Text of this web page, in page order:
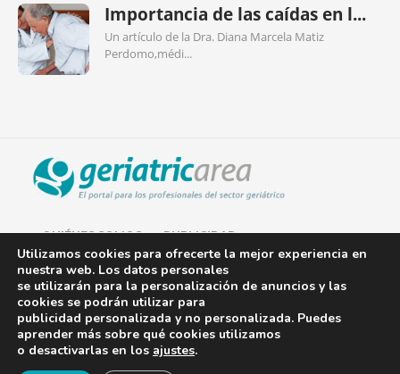
Importancia de las caídas en l...
Un artículo de la Dra. Diana Marcela Matiz
Perdomo,médi...
QUIÉNES SOMOS PUBLICIDAD
AVISO LEGAL
POLÍTICA DE COOKIES
POLÍTICA DE PRIVACIDAD
Utilizamos cookies para ofrecerte la mejor experiencia en
nuestra web. Los datos personales
se utilizarán para la personalización de anuncios y las
cookies se podrán utilizar para
publicidad personalizada y no personalizada. Puedes
aprender más sobre qué cookies utilizamos
o desactivarlas en los ajustes.